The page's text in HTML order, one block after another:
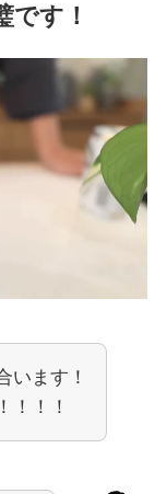
です！
います！
！！！